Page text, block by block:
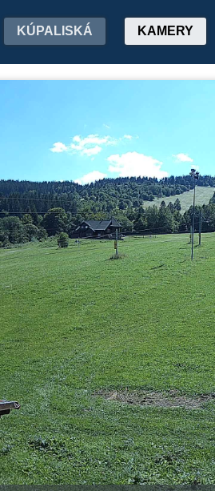
KÚPALISKÁ KAMERY